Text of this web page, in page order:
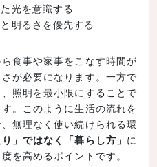
光を意識する
明るさを優先する
食事や家事をこなす時間が
が必要になります。一方で
照明を最小限にすることで
。このように生活の流れを
無理なく使い続けられる環
り」ではなく「暮らし方」 に
を高めるポイントです。